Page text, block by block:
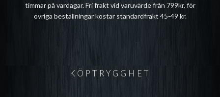
timmar på vardagar. Fri frakt vid varuvärde från 799kr, för
övriga beställningar kostar standardfrakt 45-49 kr.
KÖPTRYGGHET